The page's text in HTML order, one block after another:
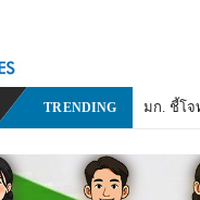
TRENDING